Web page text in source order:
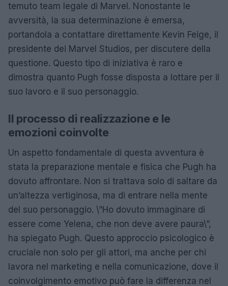
temuto team legale di Marvel. Nonostante le
avversità, la sua determinazione è emersa,
portandola a contattare direttamente Kevin Feige, il
presidente dei Marvel Studios, per discutere della
questione. Questo tipo di iniziativa è raro e
dimostra quanto Pugh fosse disposta a lottare per il
suo lavoro e il suo personaggio.
Il processo di realizzazione e le
emozioni coinvolte
Un aspetto fondamentale di questa avventura è
stata la preparazione mentale e fisica che Pugh ha
dovuto affrontare. Non si trattava solo di saltare da
un’altezza vertiginosa, ma di entrare nella mente
del suo personaggio. \”Ho dovuto immaginare di
essere come Yelena, che non deve avere paura\”,
ha spiegato Pugh. Questo approccio psicologico è
cruciale non solo per gli attori, ma anche per chi
lavora nel marketing e nella comunicazione, dove il
coinvolgimento emotivo può fare la differenza nel